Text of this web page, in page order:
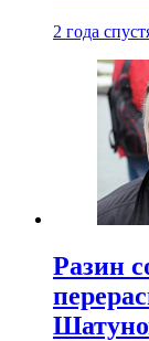
2 года
Разин